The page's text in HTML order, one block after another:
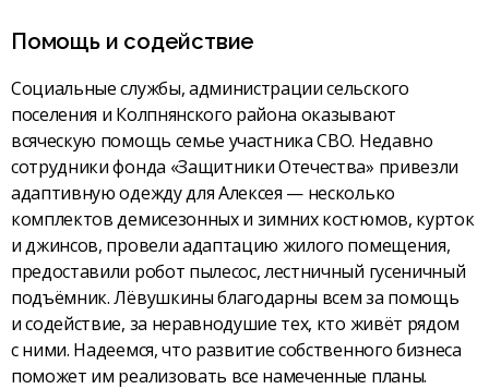
Помощь и содействие
Социальные службы, администрации сельского
поселения и Колпнянского района оказывают
всяческую помощь семье участника СВО. Недавно
сотрудники фонда «Защитники Отечества» привезли
адаптивную одежду для Алексея — несколько
комплектов демисезонных и зимних костюмов, курток
и джинсов, провели адаптацию жилого помещения,
предоставили робот пылесос, лестничный гусеничный
подъёмник. Лёвушкины благодарны всем за помощь
и содействие, за неравнодушие тех, кто живёт рядом
с ними. Надеемся, что развитие собственного бизнеса
поможет им реализовать все намеченные планы.